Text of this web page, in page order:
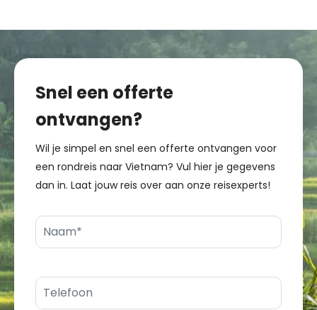
Snel een offerte
ontvangen?
Wil je simpel en snel een offerte ontvangen voor
een rondreis naar Vietnam? Vul hier je gegevens
dan in. Laat jouw reis over aan onze reisexperts!